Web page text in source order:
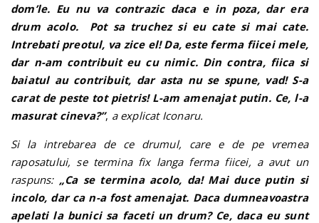
dom’le. Eu nu va contrazic daca e in poza, dar era
drum acolo. Pot sa truchez si eu cate si mai cate.
Intrebati preotul, va zice el! Da, este ferma fiicei mele,
dar n-am contribuit eu cu nimic. Din contra, fiica si
baiatul au contribuit, dar asta nu se spune, vad! S-a
carat de peste tot pietris! L-am amenajat putin. Ce, l-a
masurat cineva?”, a explicat Iconaru.
Si la intrebarea de ce drumul, care e de pe vremea
raposatului, se termina fix langa ferma fiicei, a avut un
raspuns: „Ca se termina acolo, da! Mai duce putin si
incolo, dar ca n-a fost amenajat. Daca dumneavoastra
apelati la bunici sa faceti un drum? Ce, daca eu sunt